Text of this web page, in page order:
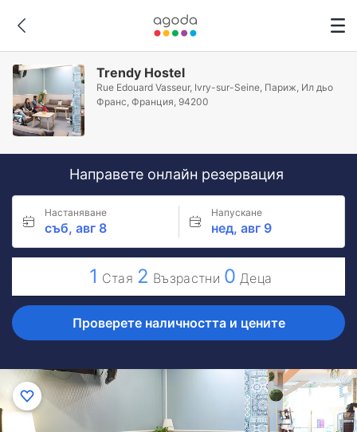
Trendy Hostel
Rue Edouard Vasseur, Ivry-sur-Seine, Париж, Ил дьо
Франс, Франция, 94200
Направете онлайн резервация
Настаняване
съб, авг 8
Напускане
нед, авг 9
1 Стая 2 Възрастни 0 Деца
Проверете наличността и цените